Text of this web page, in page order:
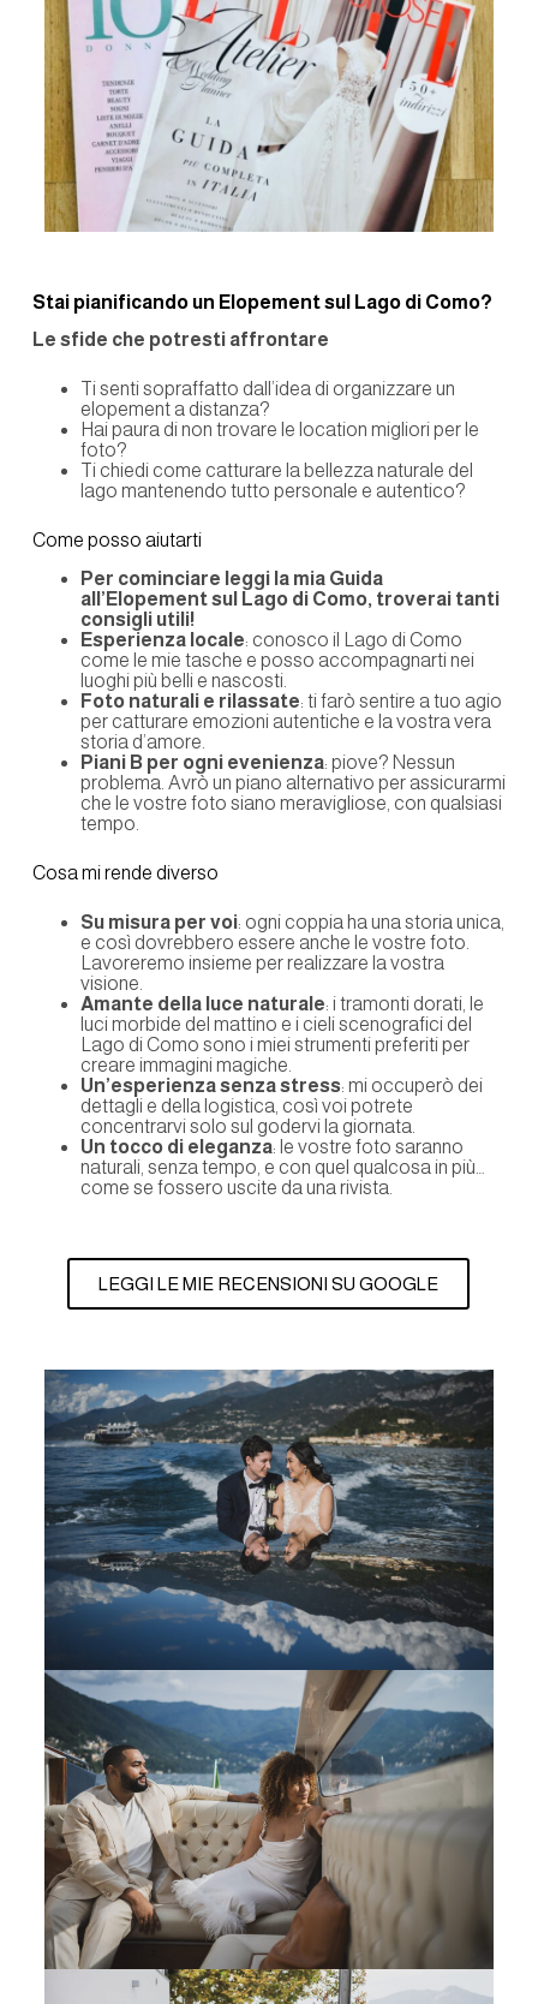
Stai pianificando un Elopement sul Lago di Como?
Le sfide che potresti affrontare
Ti senti sopraffatto dall’idea di organizzare un
elopement a distanza?
Hai paura di non trovare le location migliori per le
foto?
Ti chiedi come catturare la bellezza naturale del
lago mantenendo tutto personale e autentico?
Come posso aiutarti
Per cominciare leggi la mia Guida
all’Elopement sul Lago di Como, troverai tanti
consigli utili!
Esperienza locale: conosco il Lago di Como
come le mie tasche e posso accompagnarti nei
luoghi più belli e nascosti.
Foto naturali e rilassate: ti farò sentire a tuo agio
per catturare emozioni autentiche e la vostra vera
storia d’amore.
Piani B per ogni evenienza: piove? Nessun
problema. Avrò un piano alternativo per assicurarmi
che le vostre foto siano meravigliose, con qualsiasi
tempo.
Cosa mi rende diverso
Su misura per voi: ogni coppia ha una storia unica,
e così dovrebbero essere anche le vostre foto.
Lavoreremo insieme per realizzare la vostra
visione.
Amante della luce naturale: i tramonti dorati, le
luci morbide del mattino e i cieli scenografici del
Lago di Como sono i miei strumenti preferiti per
creare immagini magiche.
Un’esperienza senza stress: mi occuperò dei
dettagli e della logistica, così voi potrete
concentrarvi solo sul godervi la giornata.
Un tocco di eleganza: le vostre foto saranno
naturali, senza tempo, e con quel qualcosa in più…
come se fossero uscite da una rivista.
LEGGI LE MIE RECENSIONI SU GOOGLE